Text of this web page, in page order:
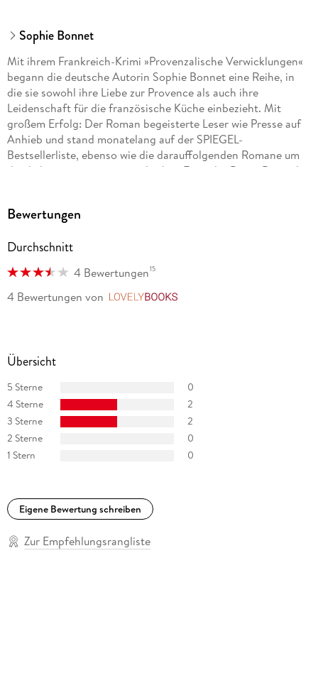
Sophie Bonnet
Mit ihrem Frankreich-Krimi »Provenzalische Verwicklungen«
begann die deutsche Autorin Sophie Bonnet eine Reihe, in
die sie sowohl ihre Liebe zur Provence als auch ihre
Leidenschaft für die französische Küche einbezieht. Mit
großem Erfolg: Der Roman begeisterte Leser wie Presse auf
Anhieb und stand monatelang auf der SPIEGEL-
Bestsellerliste, ebenso wie die darauffolgenden Romane um
den liebenswerten provenzalischen Ermittler Pierre Durand.
Bewertungen
Durchschnitt
4 Bewertungen15
4 Bewertungen von
Übersicht
5 Sterne
0
4 Sterne
2
3 Sterne
2
2 Sterne
0
1 Stern
0
Eigene Bewertung schreiben
Zur Empfehlungsrangliste